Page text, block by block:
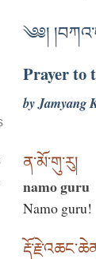
༄༅།
Prayer to
by Jamyang
ན་མོ་གུ་རུ།
namo guru
Namo guru!